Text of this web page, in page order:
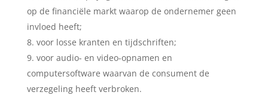
op de financiële markt waarop de ondernemer geen
invloed heeft;
voor losse kranten en tijdschriften;
voor audio- en video-opnamen en
computersoftware waarvan de consument de
verzegeling heeft verbroken.